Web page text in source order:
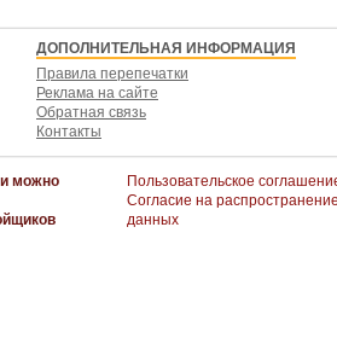
ДОПОЛНИТЕЛЬНАЯ ИНФОРМАЦИЯ
Правила перепечатки
Реклама на сайте
Обратная связь
Контакты
можно
Пользовательское
Согласие на
данных